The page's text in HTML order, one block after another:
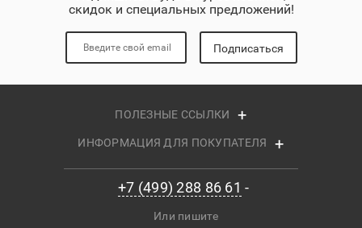
скидок и специальных предложений!
Подписаться
ПОЛЕЗНЫЕ ССЫЛКИ
ИНФОРМАЦИЯ ДЛЯ ПОКУПАТЕЛЯ
+7 (499) 288 86 61
Или пишите